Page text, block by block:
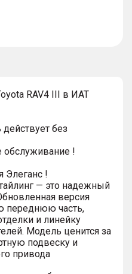
RAV4 III в ИАТ
без
обслуживание !
Элеганс !
— это надежный
версия
переднюю часть,
и линейку
Модель ценится за
подвеску и
привода